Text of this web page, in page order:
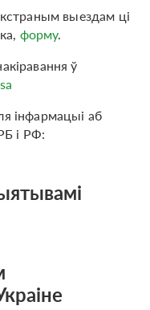
выездам ці
форму.
ў
інфармацыі аб
і РФ: